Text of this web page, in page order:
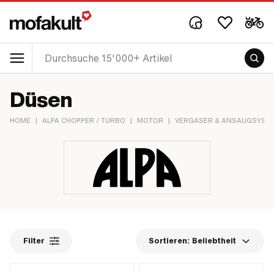
Düsen
HOME | ALPA CHOPPER / TURBO | MOTOR | VERGASER &
Filter Sortieren: Beliebtheit